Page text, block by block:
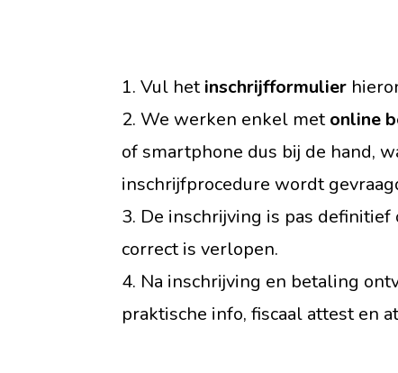
1. Vul hetinschrijfformulier
2. We werken enkel metonline
of smartphone dus bij de hand,
inschrijfprocedure wordt
3. De inschrijving is pas
correct is verlopen.
4. Na inschrijving en betaling
praktische info, fiscaal attest en